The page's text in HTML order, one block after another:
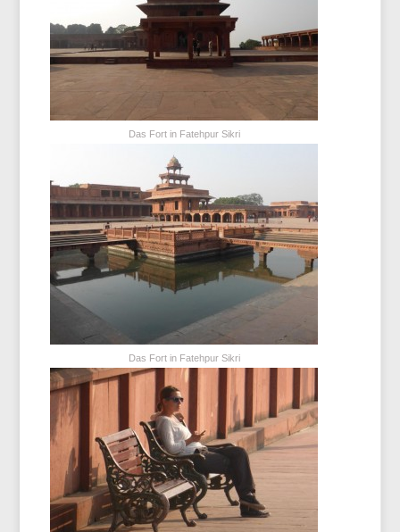
Das Fort in Fatehpur Sikri
Das Fort in Fatehpur Sikri